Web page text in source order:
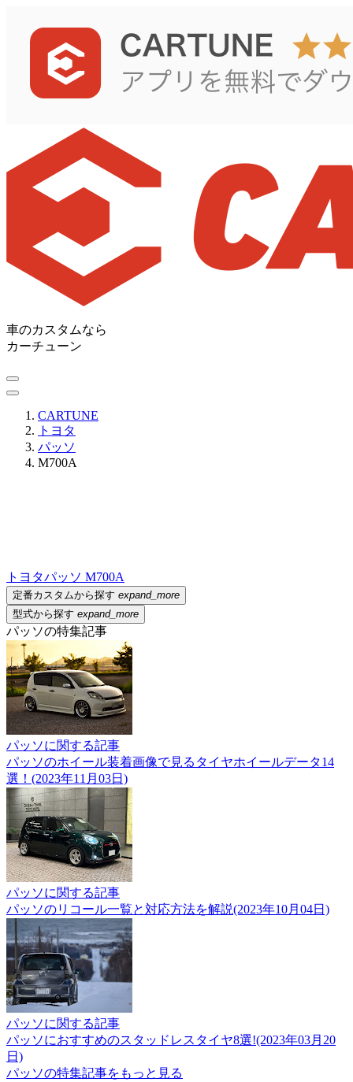
車のカスタムなら
カーチューン
CARTUNE
トヨタ
パッソ
M700A
トヨタパッソ M700A
定番カスタムから探す expand_more
型式から探す expand_more
パッソの特集記事
パッソに関する記事
パッソのホイール装着画像で見るタイヤホイールデータ14
選！(2023年11月03日)
パッソに関する記事
パッソのリコール一覧と対応方法を解説(2023年10月04日)
パッソに関する記事
パッソにおすすめのスタッドレスタイヤ8選!(2023年03月20
日)
パッソの特集記事をもっと見る